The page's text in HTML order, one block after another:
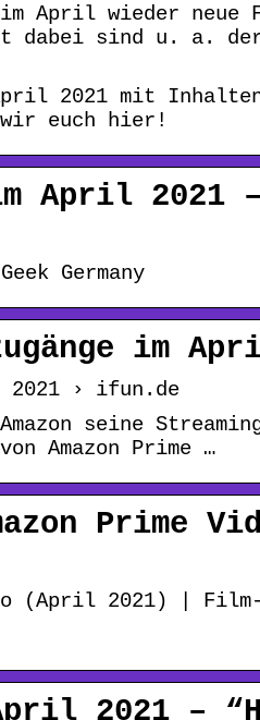
im April wieder neue
dabei sind u. a. der
2021 mit
euch hier!
April 2021
Germany
im
2021 › ifun.de
seine
Amazon Prime …
Prime
(April 2021) | Film-
2021 –